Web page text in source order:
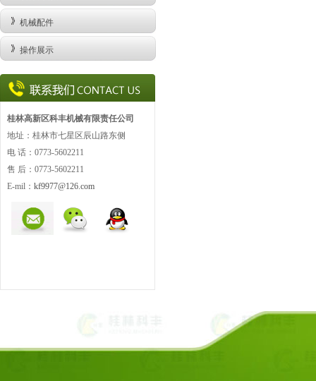
机械配件
操作展示
桂林高新区科丰机械有限责任公司
地址：桂林市七星区辰山路东侧
电 话：0773-5602211
售 后：0773-5602211
E-mil： kf9977@126.com